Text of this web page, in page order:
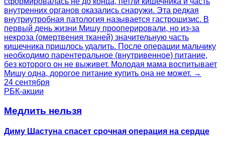
внутренних органов оказались снаружи. Эта редкая
внутриутробная патология называется гастрошизис. В
первый день жизни Мишу прооперировали, но из-за
некроза (омертвения тканей) значительную часть
кишечника пришлось удалить. После операции мальчику
необходимо парентеральное (внутривенное) питание,
без которого он не выживет. Молодая мама воспитывает
Мишу одна, дорогое питание купить она не может. →
24 сентября
РБК-акции
Медлить нельзя
Диму Шастуна спасет срочная операция на сердце